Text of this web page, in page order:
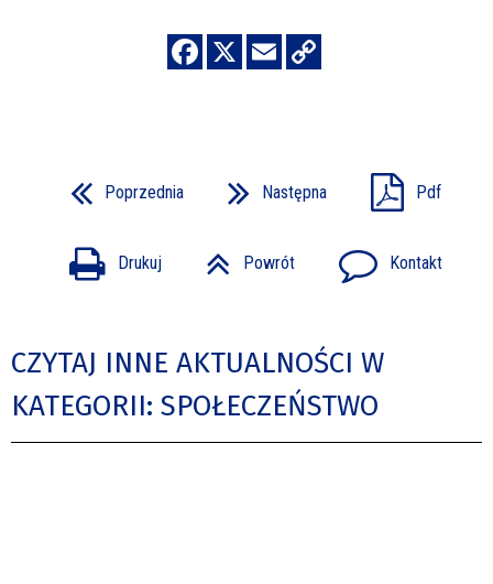
Poprzednia Następna Pdf
Drukuj Powrót Kontakt
CZYTAJ INNE AKTUALNOŚCI W
KATEGORII: SPOŁECZEŃSTWO